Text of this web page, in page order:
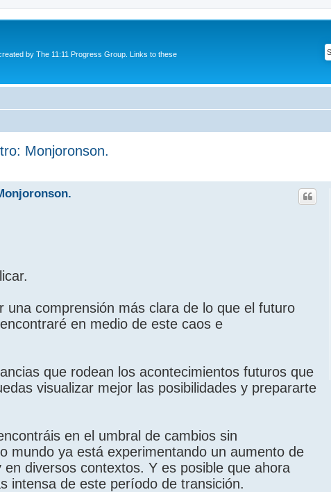
by The 11:11 Progress Group. Links to these
Monjoronson.
comprensión más clara de lo que el futuro
en medio de este caos e
que rodean los acontecimientos futuros que
visualizar mejor las posibilidades y prepararte
en el umbral de cambios sin
mundo ya está experimentando un aumento de
diversos contextos. Y es posible que ahora
intensa de este período de transición.